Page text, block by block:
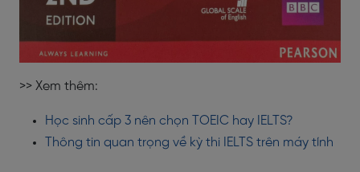
>> Xem thêm:
Học sinh cấp 3 nên chọn TOEIC hay IELTS?
Thông tin quan trọng về kỳ thi IELTS trên máy tính